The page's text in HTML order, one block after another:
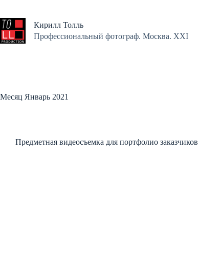
сути
Кирилл Толль
Профессиональный фотограф. Москва. XXI
Месяц Январь 2021
Предметная видеосъемка для портфолио заказчиков